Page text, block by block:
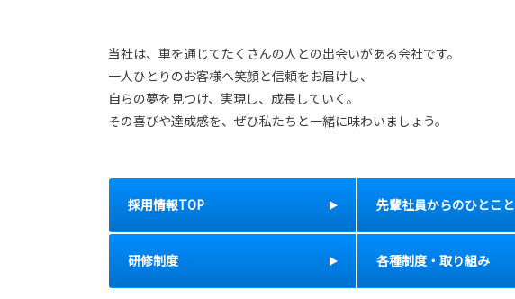
当社は、車を通じてたくさんの人との出会いがある会社です。
一人ひとりのお客様へ笑顔と信頼をお届けし、
自らの夢を見つけ、実現し、成長していく。
その喜びや達成感を、ぜひ私たちと一緒に味わいましょう。
採用情報TOP 先輩社員からのひとこと
研修制度 各種制度・取り組み